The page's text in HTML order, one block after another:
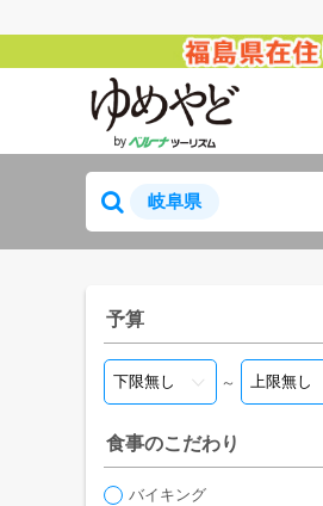
岐阜県
予算
～
食事のこだわり
バイキング